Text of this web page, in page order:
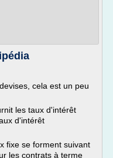
cela est un peu
les taux d'intérêt
d'intérêt
fixe se forment suivant
les contrats à terme